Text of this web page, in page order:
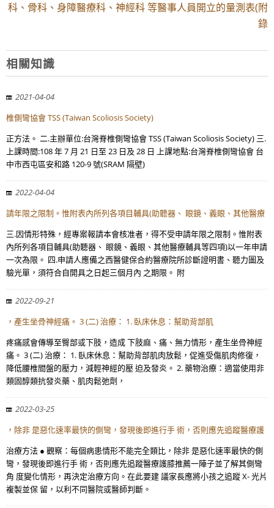
科、骨科、身障醫療科、神經科 等醫事人員開立的量測表(附
錄
相關知識
2021-04-04
椎側彎協會 TSS (Taiwan Scoliosis Society)
正方法。 二.主辦單位:台灣脊椎側彎協會 TSS (Taiwan Scoliosis Society) 三.
上課時間:108 年 7 月 21 日至 23 日及 28 日 上課地點:台灣脊椎側彎協會 台
中市西屯區安和路 120-9 號(SRAM 隔壁)
2022-04-04
請年限之限制。惟附表內所列各項目輔具(助聽器、 眼鏡、義眼、其他醫療
三.因情形特殊，經專案報請本會核准者，得不受申請年限之限制。惟附表
內所列各項目輔具(助聽器、 眼鏡、義眼、其他醫療輔具等四項)以一年申請
一次為限。 四.申請人應備之西醫健保合約醫療院所診斷證明書、聽力圖及
驗光單，須符合自開具之日起三個月內 之期限。 附
2022-09-21
，產生坐骨神經痛。 3 (二) 治療： 1. 臥床休息：幫助背部肌
疼痛感會傳導至臀部或下肢，造成 下肢麻、痛、無力情形，產生坐骨神經
痛。 3 (二) 治療： 1. 臥床休息：幫助背部肌肉放鬆，促進受傷肌肉修復，
降低腰椎間盤的壓力，減輕神經的壓 迫及發炎。 2. 藥物治療：適當使用非
類固醇類抗發炎藥、肌肉鬆弛劑，
2022-03-25
，除非 是惡化速率最快的側彎，發現後即進行手 術，否則應先追蹤醫療護
治療方法 ● 觀察：每個病患情形不能完全類比，除非 是惡化速率最快的側
彎，發現後即進行手 術，否則應先追蹤醫療護膝推薦一陣子並了解其側彎
角 度變化情形，再決定治療方向。在此要建 議家長應將小孩之追蹤 X- 光片
複製並保 留，以利不同醫院或醫師判斷。